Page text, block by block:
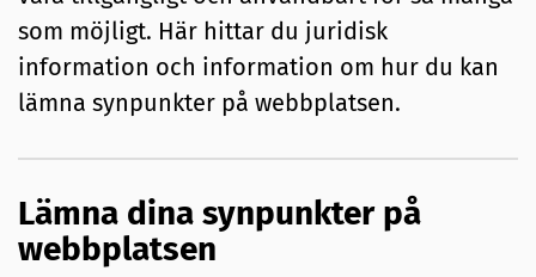
som möjligt. Här hittar du juridisk
information och information om hur du kan
lämna synpunkter på webbplatsen.
Lämna dina synpunkter på
webbplatsen